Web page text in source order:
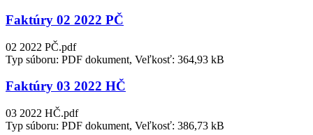
Faktúry 02 2022 PČ
02 2022 PČ.pdf
Typ súboru: PDF dokument, Veľkosť: 364,93 kB
Faktúry 03 2022 HČ
03 2022 HČ.pdf
Typ súboru: PDF dokument, Veľkosť: 386,73 kB